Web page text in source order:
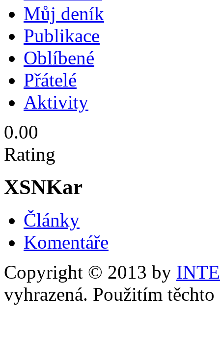
Můj deník
Publikace
Oblíbené
Přátelé
Aktivity
0.00
Rating
XSNKar
Články
Komentáře
Copyright © 2013 by
vyhrazená. Použitím